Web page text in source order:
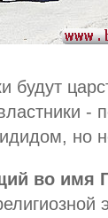
будут
-
но
во имя